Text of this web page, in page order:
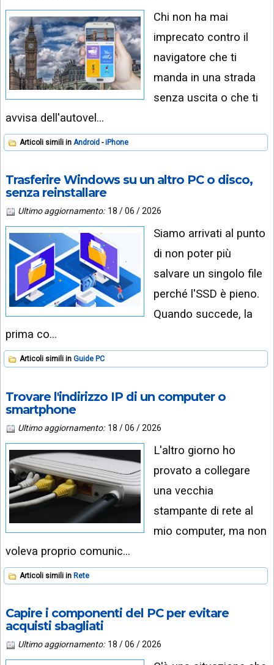
Chi non ha mai
imprecato contro il
navigatore che ti
manda in una strada
senza uscita o che ti
avvisa dell'autovel…
Articoli simili in Android iPhone
Trasferire Windows su un altro PC o disco,
senza reinstallare
Ultimo aggiornamento: 18 / 06 / 2026
Siamo arrivati al punto
di non poter più
salvare un singolo file
perché l'SSD è pieno.
Quando succede, la
prima co…
Articoli simili in Guide PC
Trovare l'indirizzo IP di un computer o
smartphone
Ultimo aggiornamento: 18 / 06 / 2026
L'altro giorno ho
provato a collegare
una vecchia
stampante di rete al
mio computer, ma non
voleva proprio comunic…
Articoli simili in Rete
Capire i componenti del PC per evitare
acquisti sbagliati
Ultimo aggiornamento: 18 / 06 / 2026